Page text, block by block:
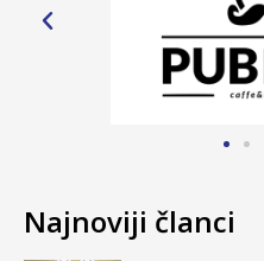
Najnoviji članci